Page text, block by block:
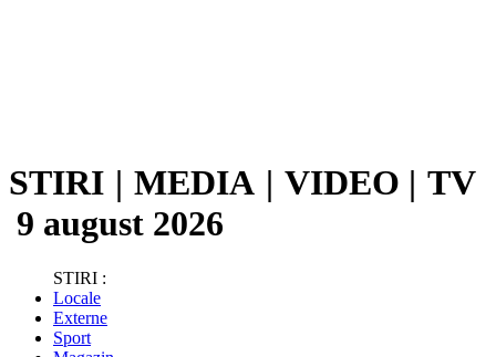
STIRI | MEDIA | VIDEO | TV
9 august 2026
STIRI :
Locale
Externe
Sport